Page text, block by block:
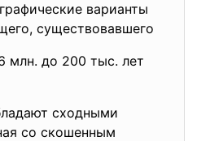
варианты
существовавшего
млн. до 200 тыс. лет
сходными
со скошенным